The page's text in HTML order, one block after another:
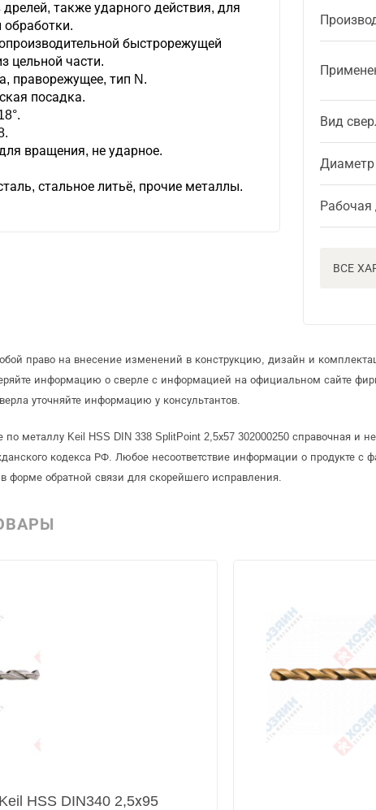
Вид
Диаметр
Рабочая
ВСЕ
также ударного действия, для
обработки.
быстрорежущей
цельной части.
праворежущее, тип N.
посадка.
вращения, не ударное.
стальное литьё, прочие металлы.
право на внесение изменений в конструкцию, дизайн и
информацию о сверле с информацией на официальном сайте
уточняйте информацию у консультантов.
металлу Keil HSS DIN 338 SplitPoint 2,5х57 302000250 справочная и
кодекса РФ. Любое несоответствие информации о продукте с
форме обратной связи для скорейшего исправления.
HSS DIN340 2,5х95